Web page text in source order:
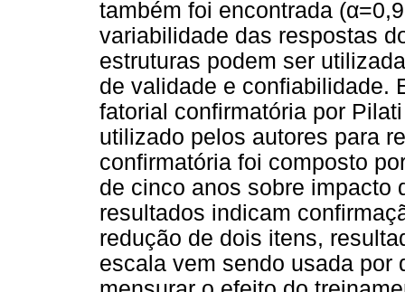
também foi encontrada (α
variabilidade das respostas
estruturas podem ser
de validade e confiabilidade.
fatorial confirmatória por
utilizado pelos autores para
confirmatória foi composto
de cinco anos sobre impacto
resultados indicam
redução de dois itens,
escala vem sendo usada